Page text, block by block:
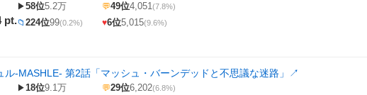
pt.
▶58位5.2万 💬49位4,051(7.8%)
📁 224位99(0.2%) ♥6位5,015(9.6%)
ル-MASHLE- 第2話「マッシュ・バーンデッドと不思議な迷路」 ↗
▶18位9.1万 💬29位6,202(6.8%)